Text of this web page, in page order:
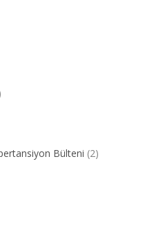
Bülteni (2)